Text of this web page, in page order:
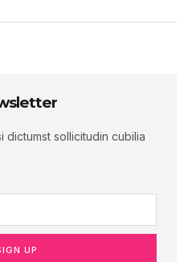
dictumst sollicitudin cubilia
UP